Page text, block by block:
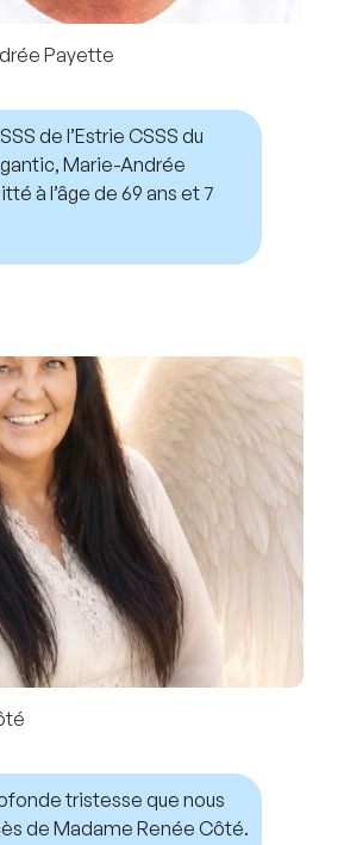
Payette
de l’Estrie CSSS du
Marie-Andrée
à l’âge de 69 ans et 7
tristesse que nous
de Madame Renée Côté.